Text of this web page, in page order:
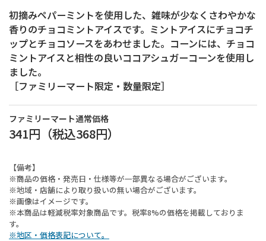
初摘みペパーミントを使用した、雑味が少なくさわやかな
香りのチョコミントアイスです。ミントアイスにチョコチ
ップとチョコソースをあわせました。コーンには、チョコ
ミントアイスと相性の良いココアシュガーコーンを使用し
ました。
［ファミリーマート限定・数量限定］
ファミリーマート通常価格
341円 （税込368円）
【備考】
※商品の価格・発売日・仕様等が一部異なる場合がございます。
※地域・店舗により取り扱いの無い場合がございます。
※画像はイメージです。
※本商品は軽減税率対象商品です。税率8%の価格を掲載しておりま
す。
※地区・価格表記について。